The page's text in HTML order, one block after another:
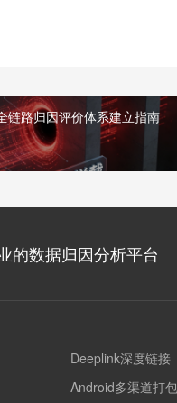
链路归因评价体系建立指南
的数据归因分析平台
Deeplink深度链接
Android多渠道打包